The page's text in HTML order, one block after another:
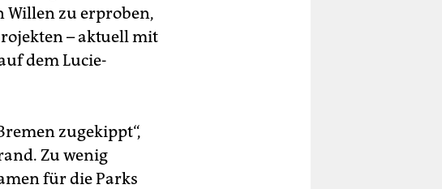
Willen zu erproben,
– aktuell mit
dem Lucie-
zugekippt“,
Zu wenig
für die Parks